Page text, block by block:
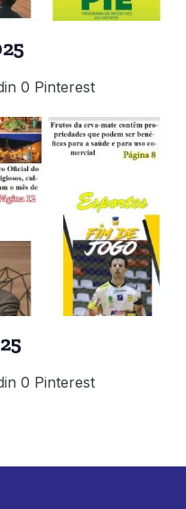
0 Pinterest
0 Pinterest